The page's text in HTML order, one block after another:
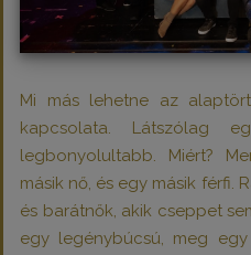
Mi más lehetne az
kapcsolata. Látszólag
legbonyolultabb. Miért?
másik nő, és egy másik férfi.
és barátnők, akik cseppet
egy legénybúcsú, meg